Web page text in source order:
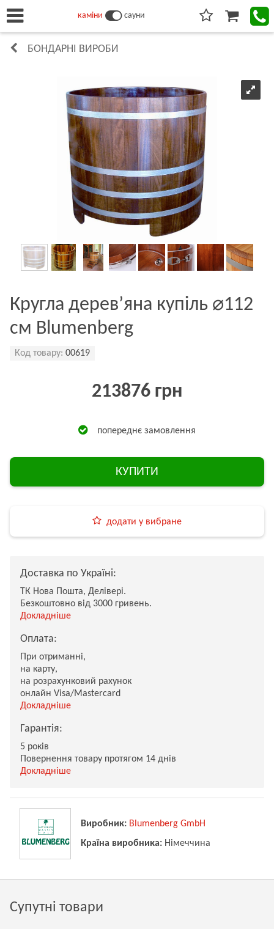
каміни сауни
БОНДАРНІ ВИРОБИ
Кругла дерев’яна купіль ⌀112
см Blumenberg
Код товару: 00619
213876 грн
попереднє замовлення
КУПИТИ
додати у вибране
Доставка по Україні:
ТК Нова Пошта, Делівері.
Безкоштовно від 3000 гривень.
Докладніше
Оплата:
При отриманні,
на карту,
на розрахунковий рахунок
онлайн Visa/Mastercard
Докладніше
Гарантія:
5 років
Повернення товару протягом 14 днів
Докладніше
Виробник: Blumenberg GmbH
Країна виробника: Німеччина
Супутні товари